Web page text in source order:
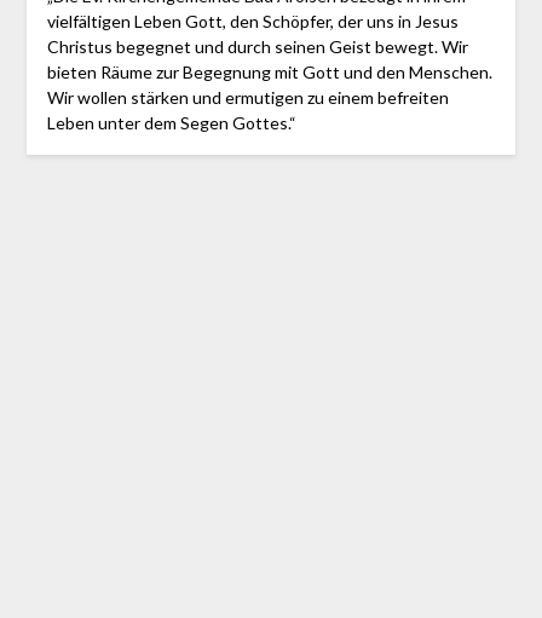
vielfältigen Leben Gott, den Schöpfer, der uns in Jesus
Christus begegnet und durch seinen Geist bewegt. Wir
bieten Räume zur Begegnung mit Gott und den Menschen.
Wir wollen stärken und ermutigen zu einem befreiten
Leben unter dem Segen Gottes.“